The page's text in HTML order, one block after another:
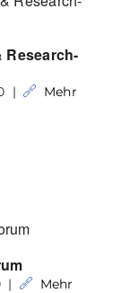
Research-
|
Mehr
|
Mehr